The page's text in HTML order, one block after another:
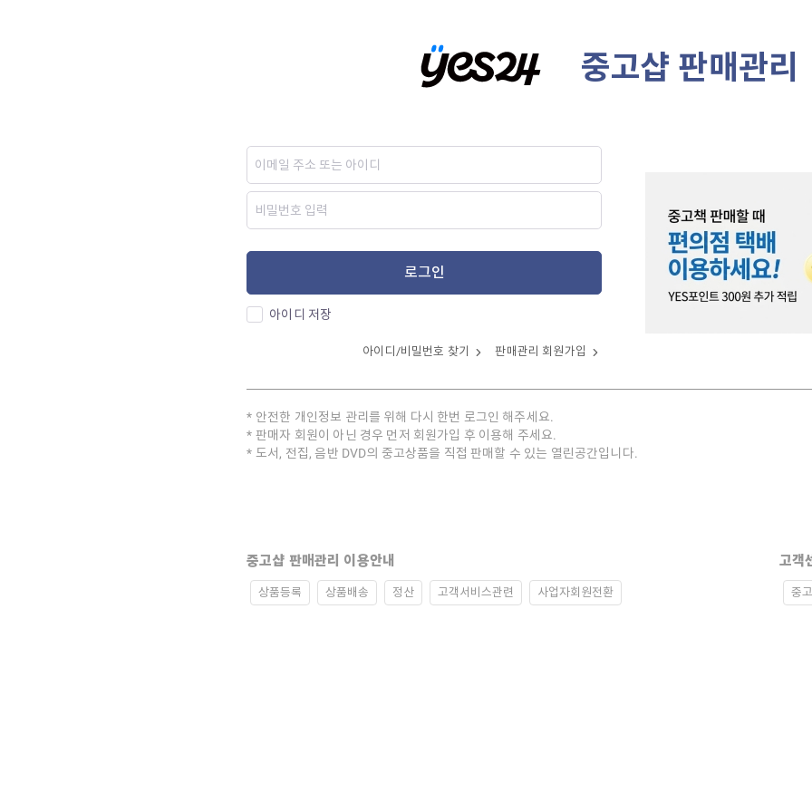
중고샵 판매관리
로그인
아이디 저장
아이디/비밀번호 찾기 판매관리 회원가입
안전한 개인정보 관리를 위해 다시 한번 로그인 해주세요.
판매자 회원이 아닌 경우 먼저 회원가입 후 이용해 주세요.
도서, 전집, 음반 DVD의 중고상품을 직접 판매할 수 있는 열린공간입니다.
중고샵 판매관리 이용안내
상품등록 상품배송 정산 고객서비스관련 사업자회원전환
고객
중